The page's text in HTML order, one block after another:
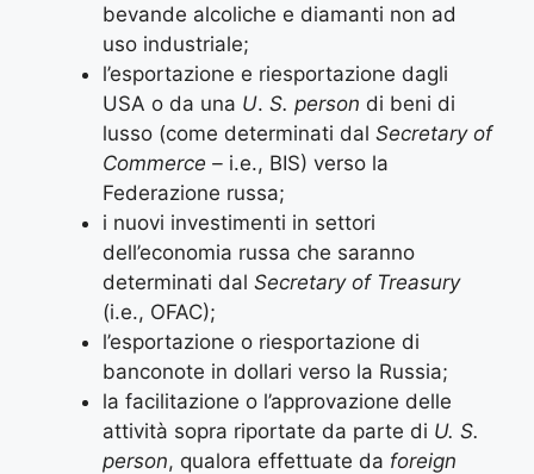
bevande alcoliche e diamanti non ad
uso industriale;
l’esportazione e riesportazione dagli
USA o da una U. S. person di beni di
lusso (come determinati dal Secretary of
Commerce – i.e., BIS) verso la
Federazione russa;
i nuovi investimenti in settori
dell’economia russa che saranno
determinati dal Secretary of Treasury
(i.e., OFAC);
l’esportazione o riesportazione di
banconote in dollari verso la Russia;
la facilitazione o l’approvazione delle
attività sopra riportate da parte di U. S.
person, qualora effettuate da foreign